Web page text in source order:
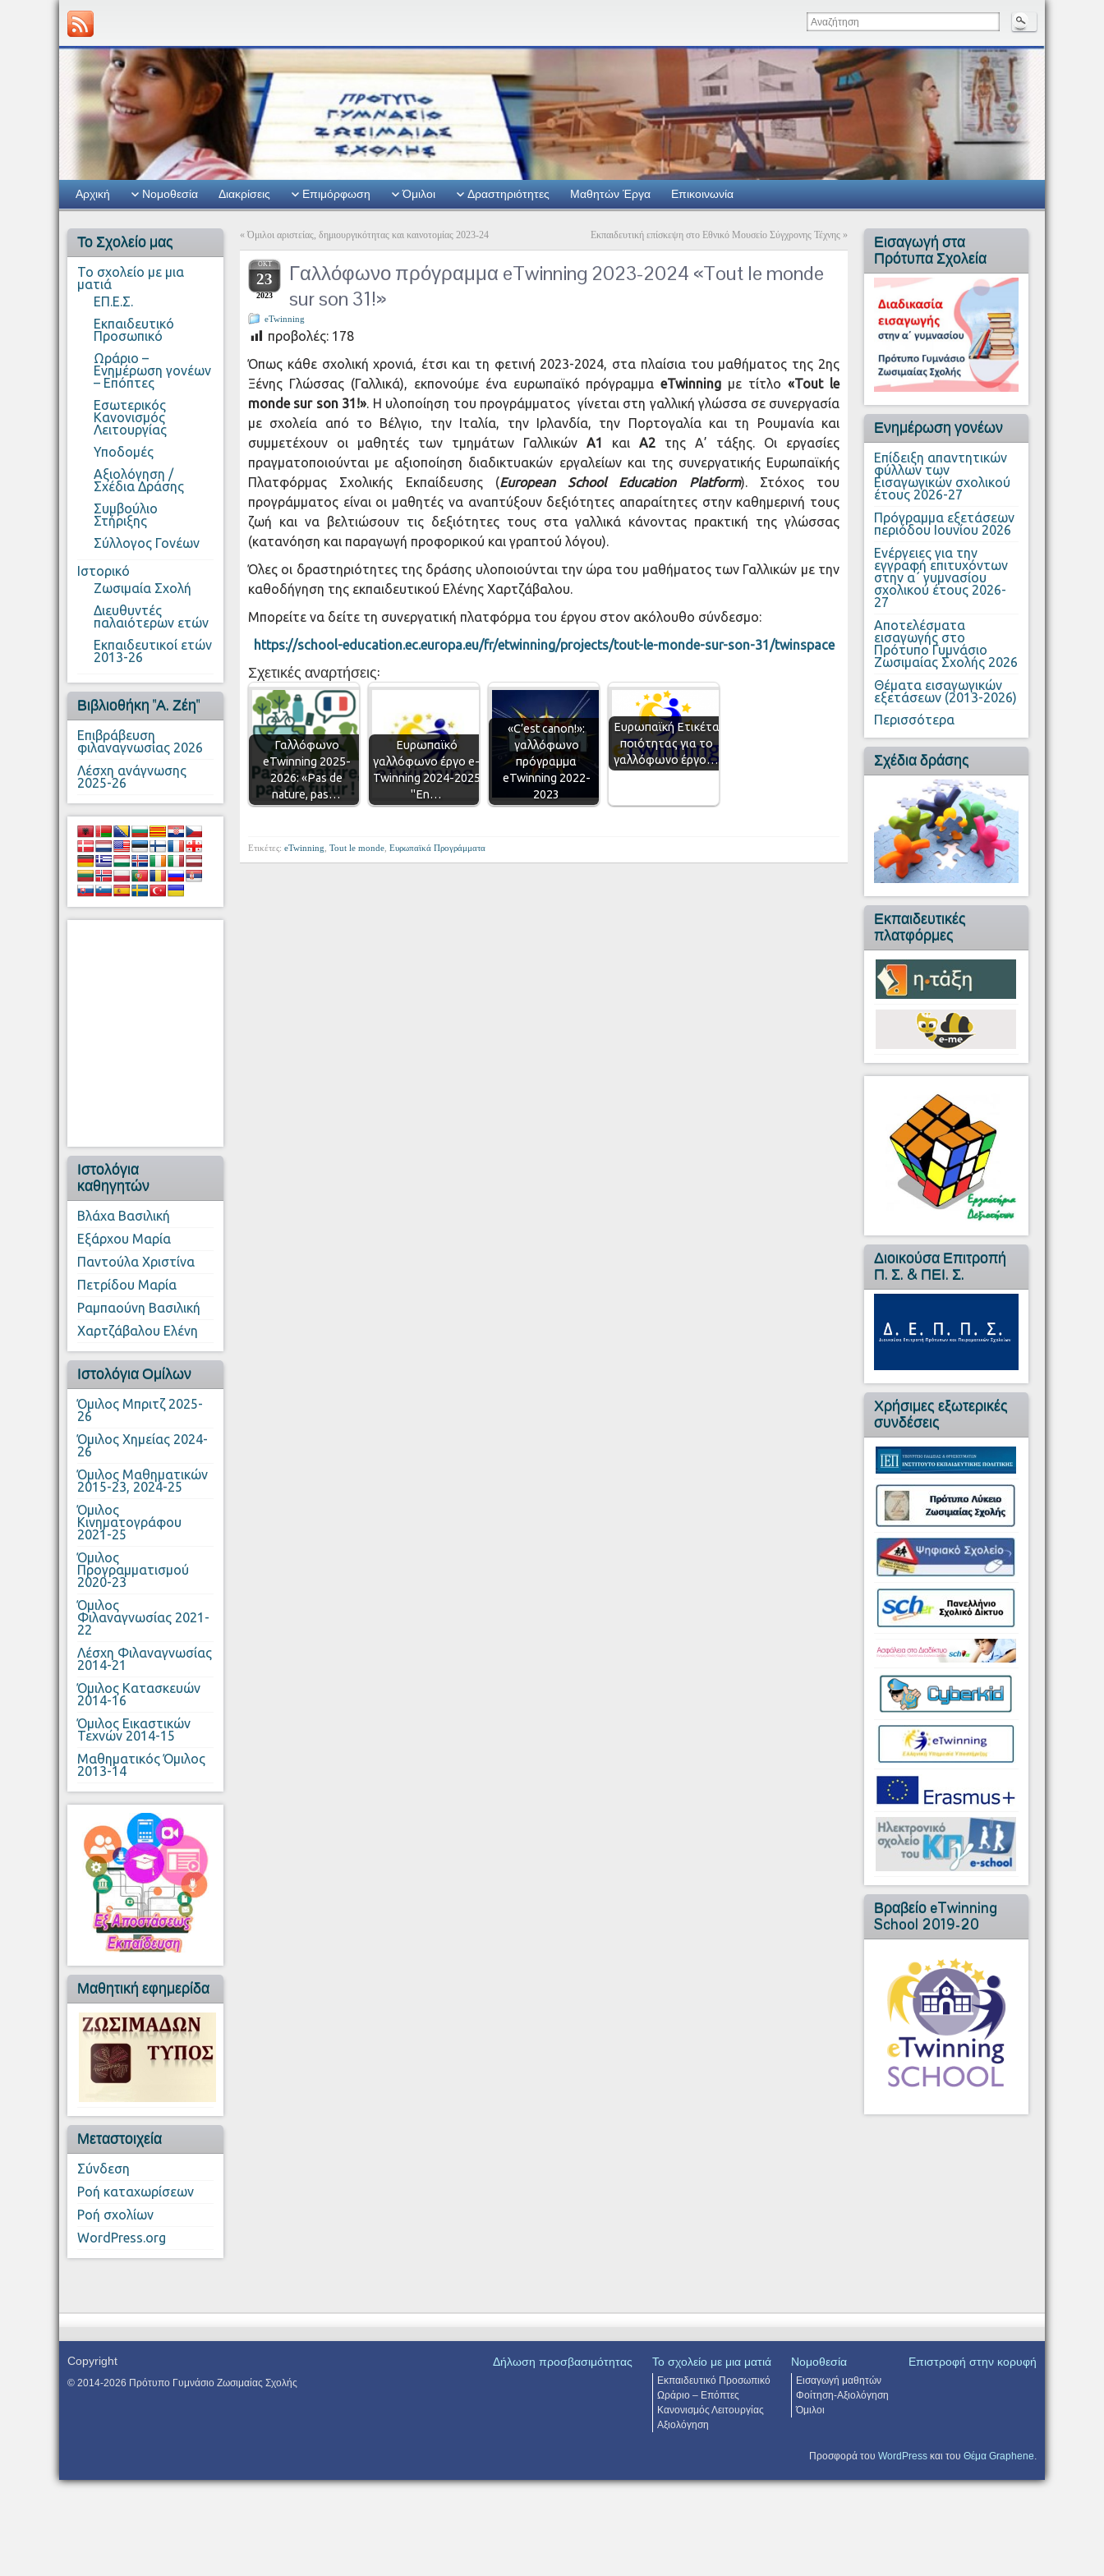
Αρχική Νομοθεσία Διακρίσεις Επιμόρφωση Όμιλοι Δραστηριότητες Μαθητών Έργα Επικοινωνία
Το Σχολείο μας
Το σχολείο με μια
ματιά
ΕΠ.Ε.Σ.
Εκπαιδευτικό
Προσωπικό
Ωράριο –
Ενημέρωση γονέων
– Επόπτες
Εσωτερικός
Κανονισμός
Λειτουργίας
Υποδομές
Αξιολόγηση /
Σχέδια Δράσης
Συμβούλιο
Στήριξης
Σύλλογος Γονέων
Ιστορικό
Ζωσιμαία Σχολή
Διευθυντές
παλαιότερων ετών
Εκπαιδευτικοί ετών
2013-26
Βιβλιοθήκη "Α. Ζέη"
Επιβράβευση
φιλαναγνωσίας 2026
Λέσχη ανάγνωσης
2025-26
Ιστολόγια
καθηγητών
Βλάχα Βασιλική
Εξάρχου Μαρία
Παντούλα Χριστίνα
Πετρίδου Μαρία
Ραμπαούνη Βασιλική
Χαρτζάβαλου Ελένη
Ιστολόγια Ομίλων
Όμιλος Μπριτζ 2025-
26
Όμιλος Χημείας 2024-
26
Όμιλος Μαθηματικών
2015-23, 2024-25
Όμιλος
Κινηματογράφου
2021-25
Όμιλος
Προγραμματισμού
2020-23
Όμιλος
Φιλαναγνωσίας 2021-
22
Λέσχη Φιλαναγνωσίας
2014-21
Όμιλος Κατασκευών
2014-16
Όμιλος Εικαστικών
Τεχνών 2014-15
Μαθηματικός Όμιλος
2013-14
Μαθητική εφημερίδα
Μεταστοιχεία
Σύνδεση
Ροή καταχωρίσεων
Ροή σχολίων
WordPress.org
«Όμιλοι αριστείας, δημιουργικότητας και καινοτομίας 2023-24 Εκπαιδευτική επίσκεψη στο Εθνικό Μουσείο Σύγχρονης Τέχνης »
ΟΚΤ
23
2023
Γαλλόφωνο πρόγραμμα eTwinning 2023-2024 «Tout le monde
sur son 31!»
eTwinning
προβολές: 178
Όπως κάθε σχολική χρονιά, έτσι και τη φετινή 2023-2024, στα πλαίσια του μαθήματος της 2ης
Ξένης Γλώσσας (Γαλλικά), εκπονούμε ένα ευρωπαϊκό πρόγραμμαeTwinning με τίτλο«Tout le
monde sur son31 !». Η υλοποίηση του προγράμματος γίνεται στη γαλλική γλώσσα σε συνεργασία
με σχολεία από το Βέλγιο, την Ιταλία, την Ιρλανδία, την Πορτογαλία και τη Ρουμανία και
συμμετέχουν οι μαθητές των τμημάτων Γαλλικών Α1 και Α2 της Α’ τάξης. Οι εργασίες
πραγματοποιούνται με αξιοποίηση διαδικτυακών εργαλείων και της συνεργατικής Ευρωπαϊκής
Πλατφόρμας Σχολικής Εκπαίδευσης (European School Education Platform). Στόχος του
προγράμματος είναι οι μαθητές να αναπτύξουν δεξιότητες απαραίτητες στην καθημερινή τους
ζωή και να βελτιώσουν τις δεξιότητες τους στα γαλλικά κάνοντας πρακτική της γλώσσας
(κατανόηση και παραγωγή προφορικού και γραπτού λόγου).
Όλες οι δραστηριότητες της δράσης υλοποιούνται την ώρα του μαθήματος των Γαλλικών με την
καθοδήγηση της εκπαιδευτικού Ελένης Χαρτζάβαλου.
Μπορείτε να δείτε τη συνεργατική πλατφόρμα του έργου στον ακόλουθο σύνδεσμο:
https://school-education.ec.europa.eu/fr/etwinning/projects/tout-le-monde-sur-son-31/twinspace
Σχετικές αναρτήσεις:
Γαλλόφωνο
eTwinning 2025-
2026: «Pas de
nature, pas…
Ευρωπαϊκό
γαλλόφωνο έργο e-
Twinning 2024-2025
"En…
«C’est canon!»:
γαλλόφωνο
πρόγραμμα
eTwinning 2022-
2023
Ευρωπαϊκή Ετικέτα
ποιότητας για το
γαλλόφωνο έργο…
Ετικέτες: eTwinning Tout le monde Ευρωπαϊκά Προγράμματα
Εισαγωγή στα
Πρότυπα Σχολεία
Ενημέρωση γονέων
Επίδειξη απαντητικών
φύλλων των
Εισαγωγικών σχολικού
έτους 2026-27
Πρόγραμμα εξετάσεων
περιόδου Ιουνίου 2026
Ενέργειες για την
εγγραφή επιτυχόντων
στην α΄ γυμνασίου
σχολικού έτους 2026-
27
Αποτελέσματα
εισαγωγής στο
Πρότυπο Γυμνάσιο
Ζωσιμαίας Σχολής 2026
Θέματα εισαγωγικών
εξετάσεων (2013-2026)
Περισσότερα
Σχέδια δράσης
Εκπαιδευτικές
πλατφόρμες
Διοικούσα Επιτροπή
Π. Σ. & ΠΕΙ. Σ.
Χρήσιμες εξωτερικές
συνδέσεις
Βραβείο eTwinning
School 2019-20
Copyright
© 2014-2026 Πρότυπο Γυμνάσιο Ζωσιμαίας Σχολής
Δήλωση προσβασιμότητας Το σχολείο με μια ματιά
Εκπαιδευτικό Προσωπικό
Ωράριο – Επόπτες
Κανονισμός Λειτουργίας
Αξιολόγηση
Νομοθεσία
Εισαγωγή μαθητών
Φοίτηση-Αξιολόγηση
Όμιλοι
Επιστροφή στην κορυφή
Προσφορά του WordPress και του Θέμα Graphene